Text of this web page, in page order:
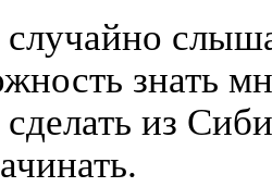
случайно
знать
сделать из